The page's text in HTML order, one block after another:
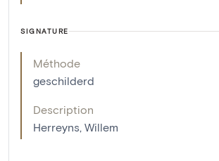
SIGNATURE
Méthode
geschilderd
Description
Herreyns, Willem